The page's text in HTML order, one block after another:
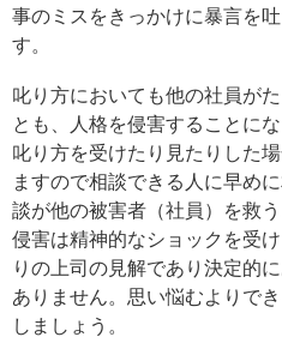
事のミスをきっかけに暴言を
す。
叱り方においても他の社員が
とも、人格を侵害することに
叱り方を受けたり見たりした
ますので相談できる人に早め
談が他の被害者（社員）を救
侵害は精神的なショックを受
りの上司の見解であり決定的
ありません。思い悩むよりで
しましょう。